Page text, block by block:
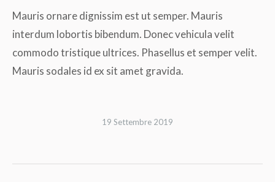
Mauris ornare dignissim est ut semper. Mauris
interdum lobortis bibendum. Donec vehicula velit
commodo tristique ultrices. Phasellus et semper velit.
Mauris sodales id ex sit amet gravida.
19 Settembre 2019